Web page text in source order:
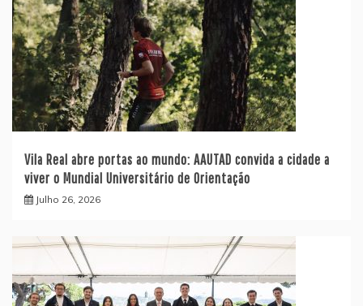
Vila Real abre portas ao mundo: AAUTAD convida a cidade a
viver o Mundial Universitário de Orientação
Julho 26, 2026